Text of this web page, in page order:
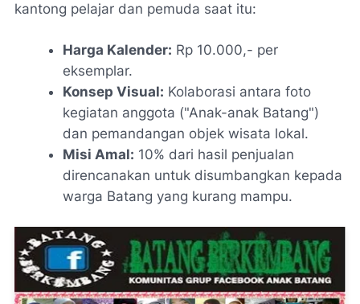
kantong pelajar dan pemuda saat itu:
Harga Kalender: Rp 10.000,- per
eksemplar.
Konsep Visual: Kolaborasi antara foto
kegiatan anggota ("Anak-anak Batang")
dan pemandangan objek wisata lokal.
Misi Amal: 10% dari hasil penjualan
direncanakan untuk disumbangkan kepada
warga Batang yang kurang mampu.